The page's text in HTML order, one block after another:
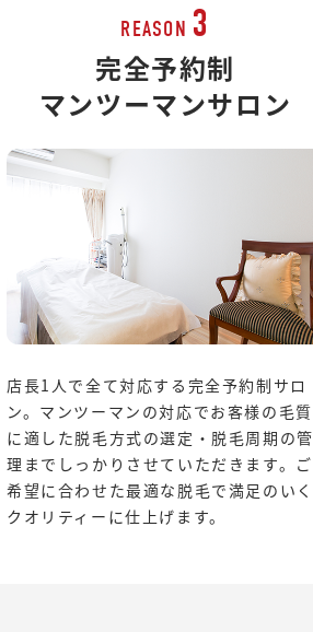
REASON 3
完全予約制
マンツーマンサロン
店長1人で全て対応する完全予約制サロ
ン。マンツーマンの対応でお客様の毛質
に適した脱毛方式の選定・脱毛周期の管
理までしっかりさせていただきます。ご
希望に合わせた最適な脱毛で満足のいく
クオリティーに仕上げます。